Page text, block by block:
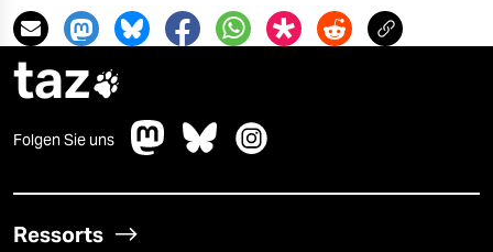
taz
Folgen Sie uns
Ressorts